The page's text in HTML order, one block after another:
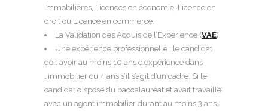
Immobilières, Licences en économie, Licence en
droit ou Licence en commerce.
La Validation des Acquis de l’Expérience (VAE).
Une expérience professionnelle : le candidat
doit avoir au moins 10 ans d’expérience dans
l’immobilier ou 4 ans s’il s’agit d’un cadre. Si le
candidat dispose du baccalauréat et avait travaillé
avec un agent immobilier durant au moins 3 ans,